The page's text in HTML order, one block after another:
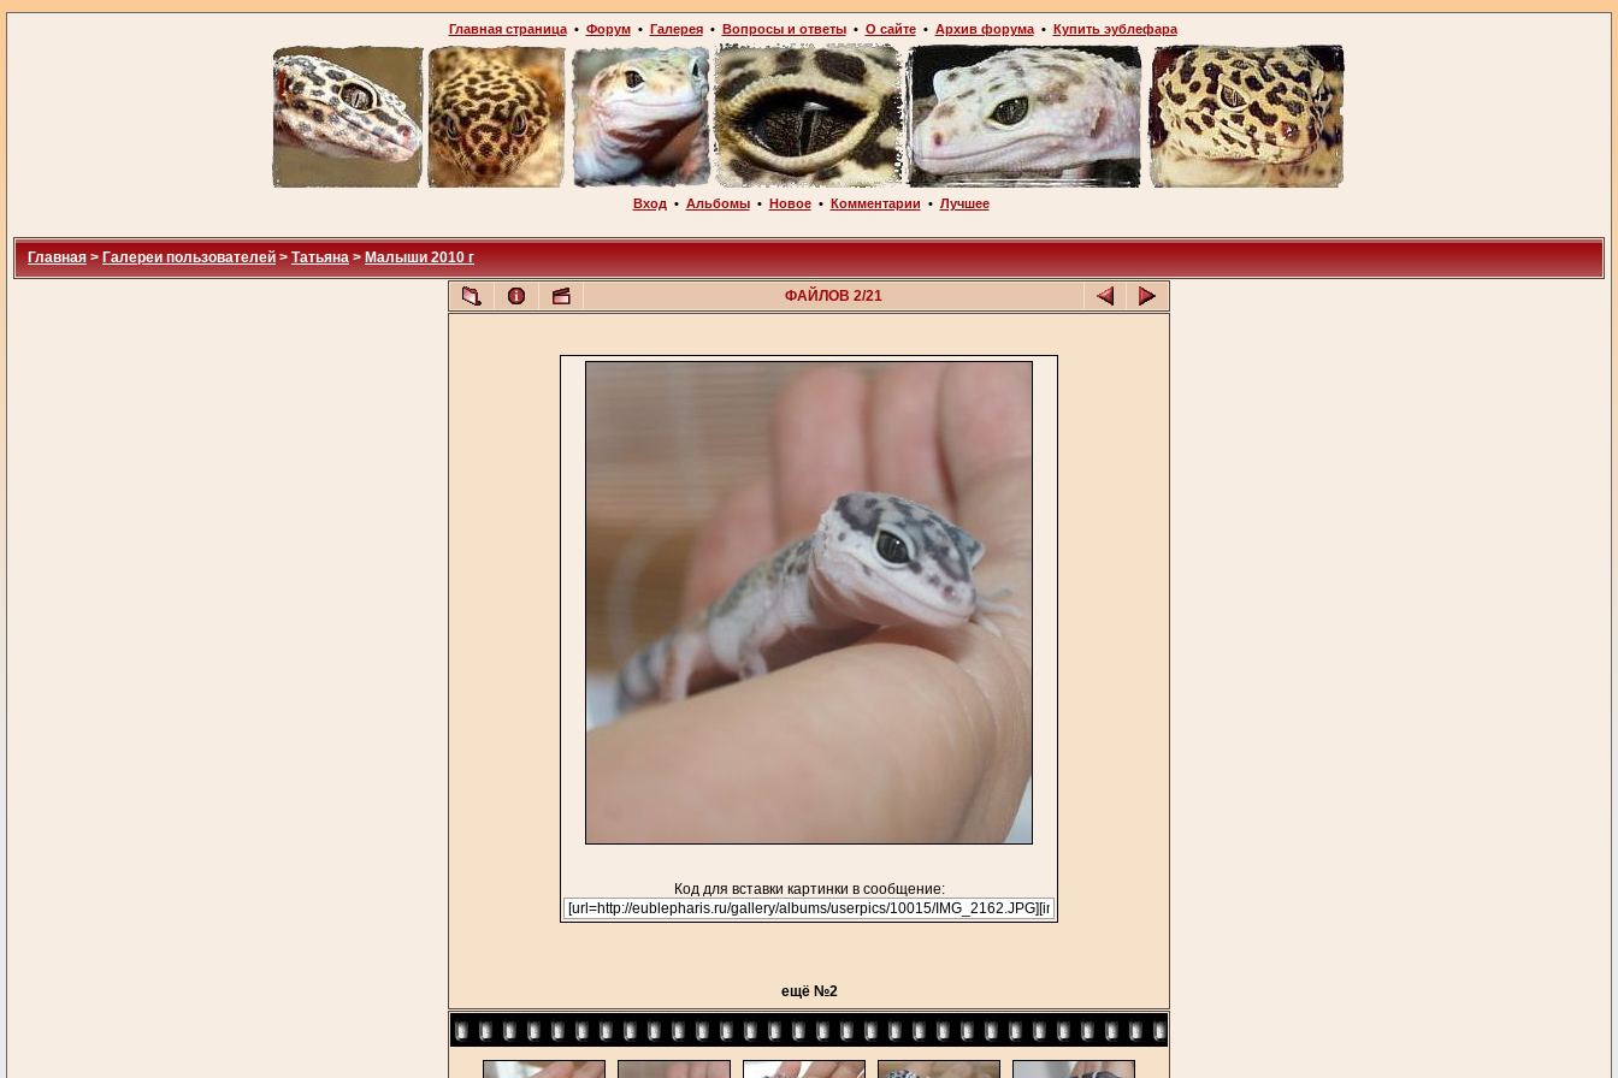
Главная страница• Форум• Галерея• Вопросы и ответы• О сайте• Архив форума• Купить эублефара
Вход • Альбомы• Новое• Комментарии • Лучшее
Главная > Галереи пользователей > Татьяна > Малыши 2010 г
ФАЙЛОВ 2/21
Код для вставки картинки в сообщение:
ещё №2